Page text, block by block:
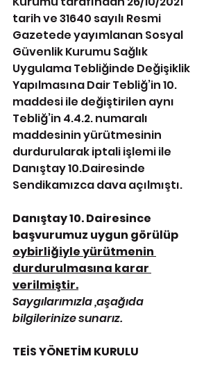
tarih ve 31640 sayılı Resmi
Gazetede yayımlanan Sosyal
Güvenlik Kurumu Sağlık
Uygulama Tebliğinde Değişiklik
Yapılmasına Dair Tebliğ’in 10.
maddesi ile değiştirilen aynı
Tebliğ’in 4.4.2. numaralı
maddesinin yürütmesinin
durdurularak iptali işlemi ile
Danıştay 10.Dairesinde
Sendikamızca dava açılmıştı.
Danıştay 10. Dairesince
başvurumuz uygun görülüp
oybirliğiyle yürütmenin
durdurulmasına karar
verilmiştir.
Saygılarımızla ,aşağıda
bilgilerinize sunarız.
TEİS YÖNETİM KURULU